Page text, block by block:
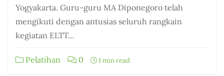
Yogyakarta. Guru-guru MA Diponegoro telah
mengikuti dengan antusias seluruh rangkain
kegiatan ELTT…
Pelatihan 0 1 min read